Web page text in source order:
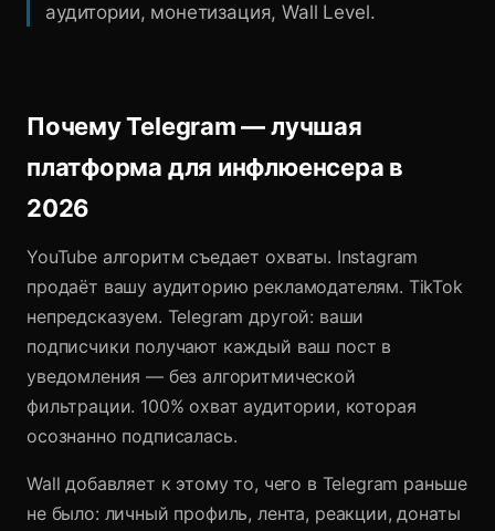
аудитории, монетизация, Wall Level.
Почему Telegram — лучшая
платформа для инфлюенсера в
2026
YouTube алгоритм съедает охваты. Instagram
продаёт вашу аудиторию рекламодателям. TikTok
непредсказуем. Telegram другой: ваши
подписчики получают каждый ваш пост в
уведомления — без алгоритмической
фильтрации. 100% охват аудитории, которая
осознанно подписалась.
Wall добавляет к этому то, чего в Telegram раньше
не было: личный профиль, лента, реакции, донаты